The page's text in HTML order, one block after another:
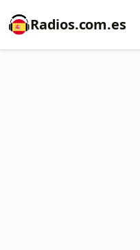
Radios.com.es